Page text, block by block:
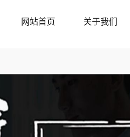
网站首页 关于我们